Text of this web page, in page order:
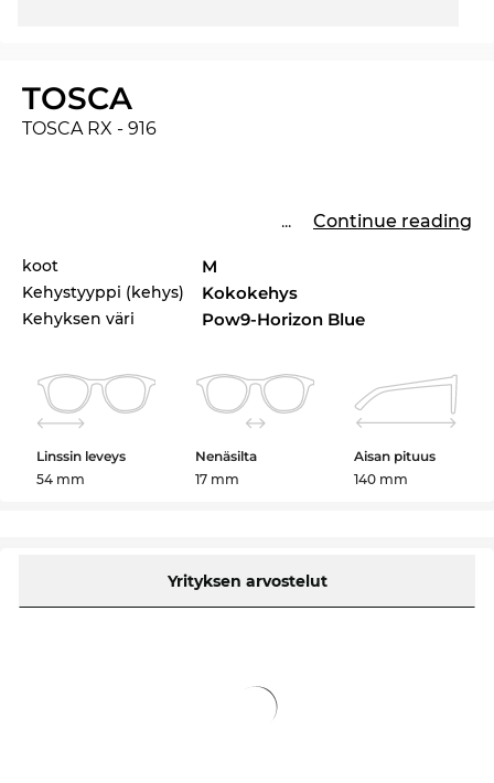
TOSCA
TOSCA RX - 916
... Continue reading
koot M
Kehystyyppi (kehys) Kokokehys
Kehyksen väri Pow9-Horizon Blue
Linssin leveys
54 mm
Nenäsilta
17 mm
Aisan pituus
140 mm
Yrityksen arvostelut